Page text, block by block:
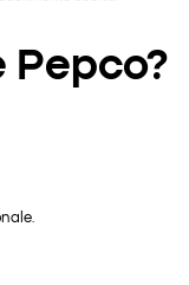
Pepco?